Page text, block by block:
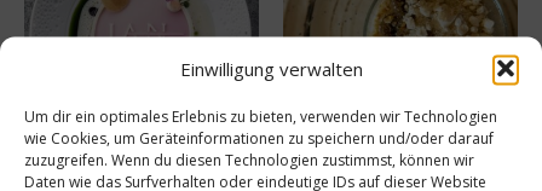
Einwilligung verwalten
Um dir ein optimales Erlebnis zu bieten, verwenden wir Technologien
wie Cookies, um Geräteinformationen zu speichern und/oder darauf
zuzugreifen. Wenn du diesen Technologien zustimmst, können wir
Daten wie das Surfverhalten oder eindeutige IDs auf dieser Website
Tellersülze – Ein Rezept von
Spitzenkoch Jan Hartwig-
14. März 2026
Süße Erinnerung an Teneriffa:
Das Rezept für Polvito
Uruguayo